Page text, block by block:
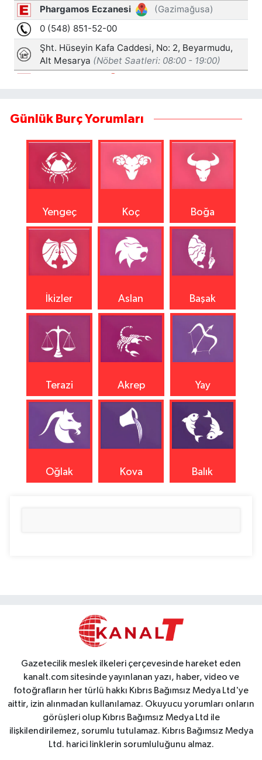
Günlük Burç Yorumları
Yengeç Koç Boğa
İkizler Aslan Başak
Terazi Akrep Yay
Oğlak Kova Balık
Gazetecilik meslek ilkeleri çerçevesinde hareket eden
kanalt.com sitesinde yayınlanan yazı, haber, video ve
fotoğrafların her türlü hakkı Kıbrıs Bağımsız Medya Ltd'ye
aittir, izin alınmadan kullanılamaz. Okuyucu yorumları onların
görüşleri olup Kıbrıs Bağımsız Medya Ltd ile
ilişkilendirilemez, sorumlu tutulamaz. Kıbrıs Bağımsız Medya
Ltd. harici linklerin sorumluluğunu almaz.